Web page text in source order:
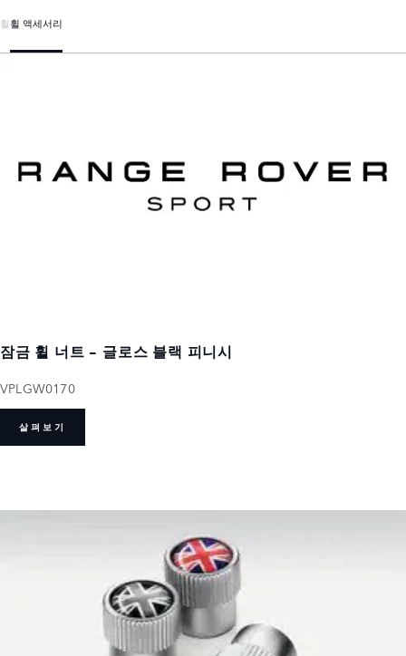
휠휠 액세서리
잠금 휠 너트 - 글로스 블랙 피니시
VPLGW0170
살펴보기